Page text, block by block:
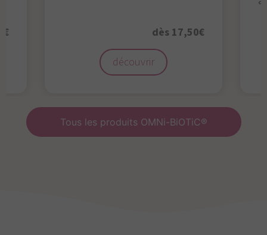
dès 17,50€
découvrir
Tous les produits OMNi-BiOTiC®